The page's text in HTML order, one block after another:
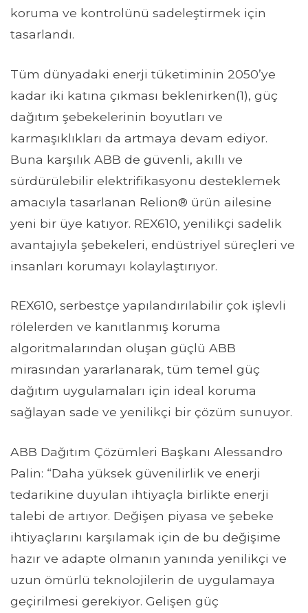
koruma ve kontrolünü sadeleştirmek için
tasarlandı.
Tüm dünyadaki enerji tüketiminin 2050’ye
kadar iki katına çıkması beklenirken(1), güç
dağıtım şebekelerinin boyutları ve
karmaşıklıkları da artmaya devam ediyor.
Buna karşılık ABB de güvenli, akıllı ve
sürdürülebilir elektrifikasyonu desteklemek
amacıyla tasarlanan Relion® ürün ailesine
yeni bir üye katıyor. REX610, yenilikçi sadelik
avantajıyla şebekeleri, endüstriyel süreçleri ve
insanları korumayı kolaylaştırıyor.
REX610, serbestçe yapılandırılabilir çok işlevli
rölelerden ve kanıtlanmış koruma
algoritmalarından oluşan güçlü ABB
mirasından yararlanarak, tüm temel güç
dağıtım uygulamaları için ideal koruma
sağlayan sade ve yenilikçi bir çözüm sunuyor.
ABB Dağıtım Çözümleri Başkanı Alessandro
Palin: “Daha yüksek güvenilirlik ve enerji
tedarikine duyulan ihtiyaçla birlikte enerji
talebi de artıyor. Değişen piyasa ve şebeke
ihtiyaçlarını karşılamak için de bu değişime
hazır ve adapte olmanın yanında yenilikçi ve
uzun ömürlü teknolojilerin de uygulamaya
geçirilmesi gerekiyor. Gelişen güç